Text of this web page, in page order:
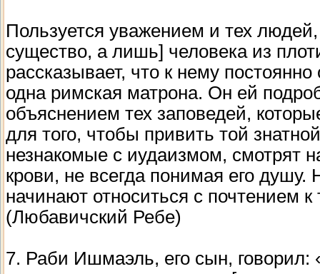
Пользуется уважением и тех
существо, а лишь] человека из
рассказывает, что к нему
одна римская матрона. Он ей
объяснением тех заповедей,
для того, чтобы привить той
незнакомые с иудаизмом, смотрят
крови, не всегда понимая его
начинают относиться с почтением
(Любавичский Ребе)
7. Раби Ишмаэль, его сын, говорил: